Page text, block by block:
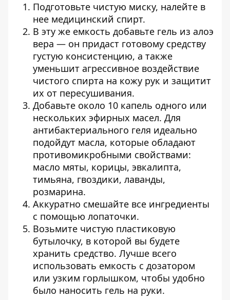
Подготовьте чистую миску, налейте в
нее медицинский спирт.
В эту же емкость добавьте гель из алоэ
вера — он придаст готовому средству
густую консистенцию, а также
уменьшит агрессивное воздействие
чистого спирта на кожу рук и защитит
их от пересушивания.
Добавьте около 10 капель одного или
нескольких эфирных масел. Для
антибактериального геля идеально
подойдут масла, которые обладают
противомикробными свойствами:
масло мяты, корицы, эвкалипта,
тимьяна, гвоздики, лаванды,
розмарина.
Аккуратно смешайте все ингредиенты
с помощью лопаточки.
Возьмите чистую пластиковую
бутылочку, в которой вы будете
хранить средство. Лучше всего
использовать емкость с дозатором
или узким горлышком, чтобы удобно
было наносить гель на руки.